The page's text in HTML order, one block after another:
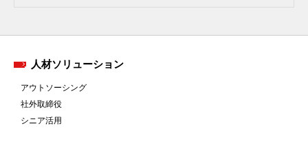
人材ソリューション
アウトソーシング
社外取締役
シニア活用